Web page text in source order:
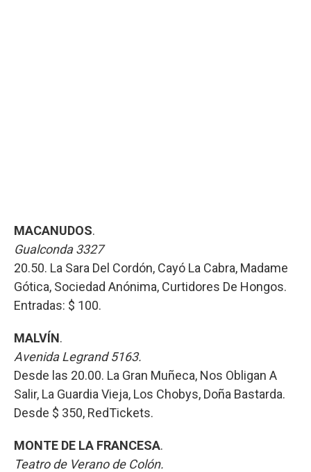
MACANUDOS.
Gualconda 3327
20.50. La Sara Del Cordón, Cayó La Cabra, Madame
Gótica, Sociedad Anónima, Curtidores De Hongos.
Entradas: $ 100.
MALVÍN.
Avenida Legrand 5163.
Desde las 20.00. La Gran Muñeca, Nos Obligan A
Salir, La Guardia Vieja, Los Chobys, Doña Bastarda.
Desde $ 350, RedTickets.
MONTE DE LA FRANCESA.
Teatro de Verano de Colón.